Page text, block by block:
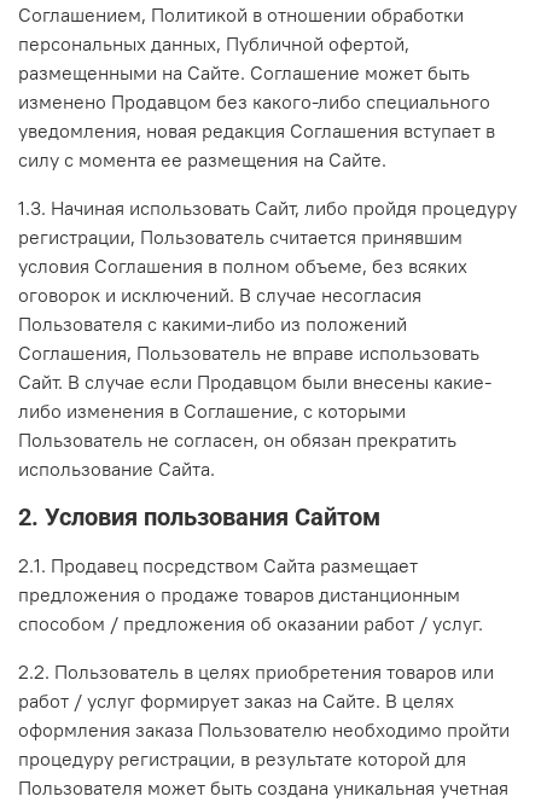
Соглашением, Политикой в отношении обработки
персональных данных, Публичной офертой,
размещенными на Сайте. Соглашение может быть
изменено Продавцом без какого-либо специального
уведомления, новая редакция Соглашения вступает в
силу с момента ее размещения на Сайте.
1.3. Начиная использовать Сайт, либо пройдя процедуру
регистрации, Пользователь считается принявшим
условия Соглашения в полном объеме, без всяких
оговорок и исключений. В случае несогласия
Пользователя с какими-либо из положений
Соглашения, Пользователь не вправе использовать
Сайт. В случае если Продавцом были внесены какие-
либо изменения в Соглашение, с которыми
Пользователь не согласен, он обязан прекратить
использование Сайта.
2. Условия пользования Сайтом
2.1. Продавец посредством Сайта размещает
предложения о продаже товаров дистанционным
способом / предложения об оказании работ / услуг.
2.2. Пользователь в целях приобретения товаров или
работ / услуг формирует заказ на Сайте. В целях
оформления заказа Пользователю необходимо пройти
процедуру регистрации, в результате которой для
Пользователя может быть создана уникальная учетная